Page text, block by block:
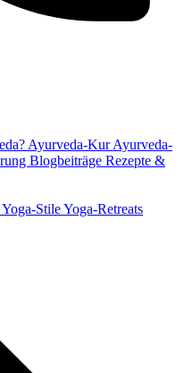
Ayurveda-KurAyurveda-
Blogbeiträge Rezepte &
Yoga-StileYoga-Retreats